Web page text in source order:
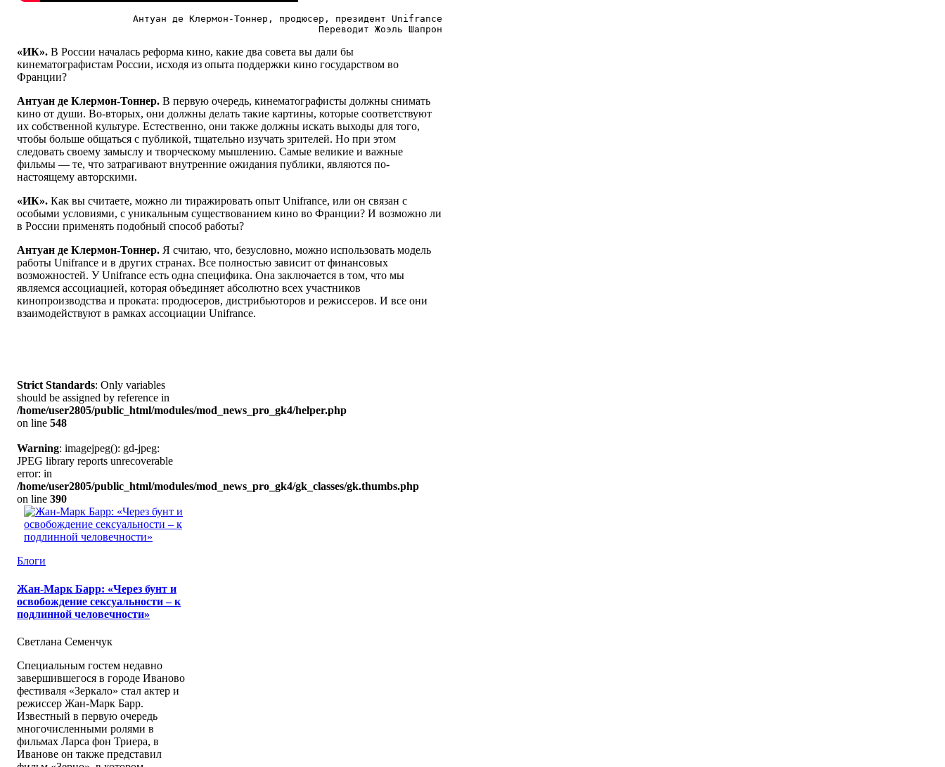
Антуан де Клермон-Тоннер, продюсер, президент Unifrance
Переводит Жоэль Шапрон
«ИК». В России началась реформа кино, какие два совета вы дали бы
кинематографистам России, исходя из опыта поддержки кино государством во
Франции?
Антуан де Клермон-Тоннер. В первую очередь, кинематографисты должны снимать
кино от души. Во-вторых, они должны делать такие картины, которые соответствуют
их собственной культуре. Естественно, они также должны искать выходы для того,
чтобы больше общаться с публикой, тщательно изучать зрителей. Но при этом
следовать своему замыслу и творческому мышлению. Самые великие и важные
фильмы — те, что затрагивают внутренние ожидания публики, являются по-
настоящему авторскими.
«ИК». Как вы считаете, можно ли тиражировать опыт Unifrance, или он связан с
особыми условиями, с уникальным существованием кино во Франции? И возможно ли
в России применять подобный способ работы?
Антуан де Клермон-Тоннер. Я считаю, что, безусловно, можно использовать модель
работы Unifrance и в других странах. Все полностью зависит от финансовых
возможностей. У Unifrance есть одна специфика. Она заключается в том, что мы
являемся ассоциацией, которая объединяет абсолютно всех участников
кинопроизводства и проката: продюсеров, дистрибьюторов и режиссеров. И все они
взаимодействуют в рамках ассоциации Unifrance.
Strict Standards: Only variables
should be assigned by reference in
/home/user2805/public_html/modules/mod_news_pro_gk4/helper.php
on line 548
Warning: imagejpeg(): gd-jpeg:
JPEG library reports unrecoverable
error: in
/home/user2805/public_html/modules/mod_news_pro_gk4/gk_classes/gk.thumbs.php
on line 390
Блоги
Жан-Марк Барр: «Через бунт и
освобождение сексуальности – к
подлинной человечности»
Светлана Семенчук
Специальным гостем недавно
завершившегося в городе Иваново
фестиваля «Зеркало» стал актер и
режиссер Жан-Марк Барр.
Известный в первую очередь
многочисленными ролями в
фильмах Ларса фон Триера, в
Иванове он также представил